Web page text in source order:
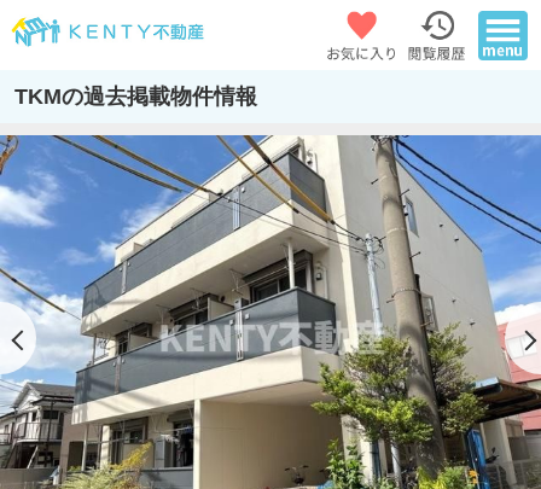
TKMの過去掲載物件情報